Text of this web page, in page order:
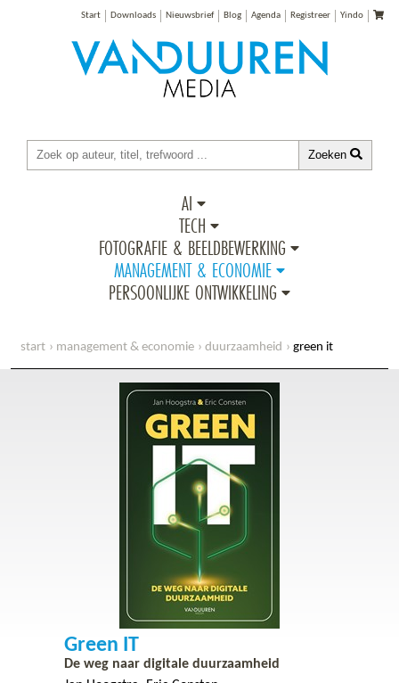
Start Downloads Nieuwsbrief Blog Agenda Registreer Yindo
Zoeken
AI
TECH
FOTOGRAFIE & BEELDBEWERKING
MANAGEMENT & ECONOMIE
PERSOONLIJKE ONTWIKKELING
start management & economie duurzaamheid green it
Green IT
De weg naar digitale duurzaamheid